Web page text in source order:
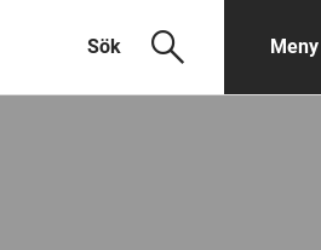
Sök search Meny